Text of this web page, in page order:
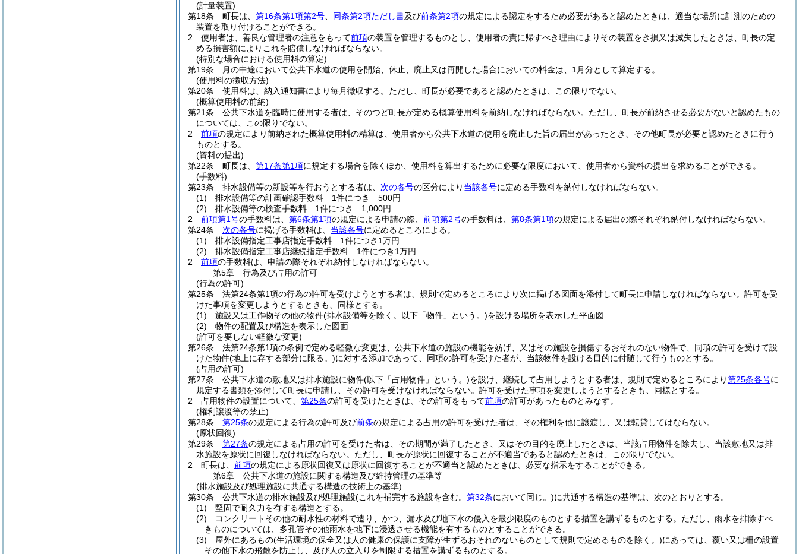
(計量装置)
第18条
町長は、 第16条第1項第2号 同条第2項ただし書及び前条第2項の規定による認定をするため必要があると認めたときは、適当な場所に計測のための
装置を取り付けることができる。
2
使用者は、善良な管理者の注意をもって前項の装置を管理するものとし、使用者の責に帰すべき理由によりその装置をき損又は滅失したときは、町長の定
める損害額によりこれを賠償しなければならない。
(特別な場合における使用料の算定)
第19条
月の中途において公共下水道の使用を開始、休止、廃止又は再開した場合においての料金は、1月分として算定する。
(使用料の徴収方法)
第20条
使用料は、納入通知書により毎月徴収する。 ただし、町長が必要であると認めたときは、この限りでない。
(概算使用料の前納)
第21条
公共下水道を臨時に使用する者は、そのつど町長が定める概算使用料を前納しなければならない。 ただし、町長が前納させる必要がないと認めたもの
については、この限りでない。
2
前項の規定により前納された概算使用料の精算は、使用者から公共下水道の使用を廃止した旨の届出があったとき、その他町長が必要と認めたときに行う
ものとする。
(資料の提出)
第22条
町長は、 第17条第1項に規定する場合を除くほか、使用料を算出するために必要な限度において、使用者から資料の提出を求めることができる。
(手数料)
第23条
排水設備等の新設等を行おうとする者は、 次の各号の区分により 当該各号に定める手数料を納付しなければならない。
(1)
排水設備等の計画確認手数料 1件につき 500円
(2)
排水設備等の検査手数料 1件につき 1,000円
2
前項第1号の手数料は、 第6条第1項の規定による申請の際、 前項第2号の手数料は、 第8条第1項の規定による届出の際それぞれ納付しなければならない。
第24条
次の各号に掲げる手数料は、 当該各号に定めるところによる。
(1)
排水設備指定工事店指定手数料 1件につき1万円
(2)
排水設備指定工事店継続指定手数料 1件につき1万円
2
前項の手数料は、申請の際それぞれ納付しなければならない。
第5章
行為及び占用の許可
(行為の許可)
第25条
法第24条第1項の行為の許可を受けようとする者は、規則で定めるところにより次に掲げる図面を添付して町長に申請しなければならない。 許可を受
けた事項を変更しようとするときも、同様とする。
(1)
施設又は工作物その他の物件(排水設備等を除く。以下「物件」という。)を設ける場所を表示した平面図
(2)
物件の配置及び構造を表示した図面
(許可を要しない軽微な変更)
第26条
法第24条第1項の条例で定める軽微な変更は、公共下水道の施設の機能を妨げ、又はその施設を損傷するおそれのない物件で、同項の許可を受けて設
けた物件(地上に存する部分に限る。)に対する添加であって、同項の許可を受けた者が、当該物件を設ける目的に付随して行うものとする。
(占用の許可)
第27条
公共下水道の敷地又は排水施設に物件(以下「占用物件」という。)を設け、継続して占用しようとする者は、規則で定めるところにより第25条各号に
規定する書類を添付して町長に申請し、その許可を受けなければならない。 許可を受けた事項を変更しようとするときも、同様とする。
2
占用物件の設置について、 第25条の許可を受けたときは、その許可をもって前項の許可があったものとみなす。
(権利譲渡等の禁止)
第28条
第25条の規定による行為の許可及び前条の規定による占用の許可を受けた者は、その権利を他に譲渡し、又は転貸してはならない。
(原状回復)
第29条
第27条の規定による占用の許可を受けた者は、その期間が満了したとき、又はその目的を廃止したときは、当該占用物件を除去し、当該敷地又は排
水施設を原状に回復しなければならない。 ただし、町長が原状に回復することが不適当であると認めたときは、この限りでない。
2
町長は、 前項の規定による原状回復又は原状に回復することが不適当と認めたときは、必要な指示をすることができる。
第6章
公共下水道の施設に関する構造及び維持管理の基準等
(排水施設及び処理施設に共通する構造の技術上の基準)
第30条
公共下水道の排水施設及び処理施設(これを補完する施設を含む。 第32条において同じ。)に共通する構造の基準は、次のとおりとする。
(1)
堅固で耐久力を有する構造とする。
(2)
コンクリートその他の耐水性の材料で造り、かつ、漏水及び地下水の侵入を最少限度のものとする措置を講ずるものとする。 ただし、雨水を排除すべ
きものについては、多孔管その他雨水を地下に浸透させる機能を有するものとすることができる。
(3)
屋外にあるもの(生活環境の保全又は人の健康の保護に支障が生ずるおそれのないものとして規則で定めるものを除く。)にあっては、覆い又は柵の設置
その他下水の飛散を防止し、及び人の立入りを制限する措置を講ずるものとする。